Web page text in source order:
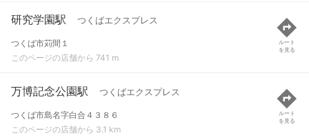
研究学園駅 つくばエクスプレス
つくば市苅間１
このページの店舗から 741 m
ルート
を見る
万博記念公園駅 つくばエクスプレス
つくば市島名字白合４３８６
このページの店舗から 3.1 km
ルート
を見る